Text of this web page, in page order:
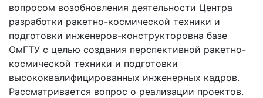
вопросом возобновления деятельности Центра
разработки ракетно-космической техники и
подготовки инженеров-конструкторовна базе
ОмГТУ с целью создания перспективной ракетно-
космической техники и подготовки
высококвалифицированных инженерных кадров.
Рассматривается вопрос о реализации проектов.